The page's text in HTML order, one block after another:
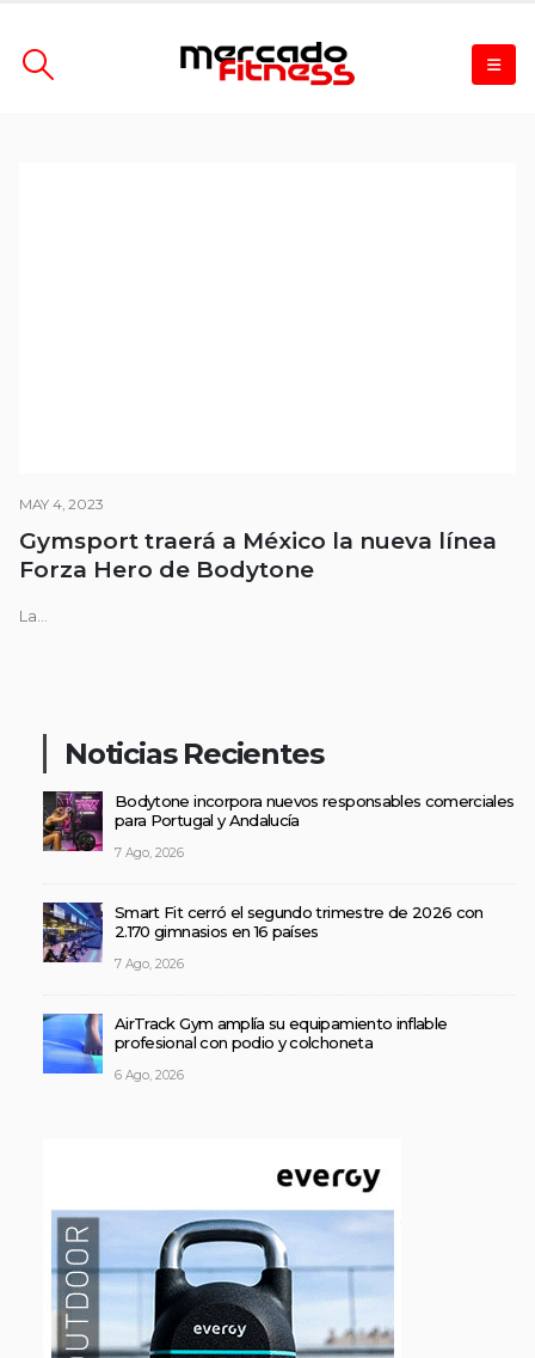
MAY 4, 2023
Gymsport traerá a México la nueva línea
Forza Hero de Bodytone
La...
Noticias Recientes
Bodytone incorpora nuevos responsables comerciales
para Portugal y Andalucía
7 Ago, 2026
Smart Fit cerró el segundo trimestre de 2026 con
2.170 gimnasios en 16 países
7 Ago, 2026
AirTrack Gym amplía su equipamiento inflable
profesional con podio y colchoneta
6 Ago, 2026